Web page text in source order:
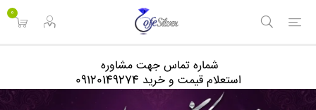
0
شماره تماس جهت مشاوره
استعلام قیمت و خرید 09120149274